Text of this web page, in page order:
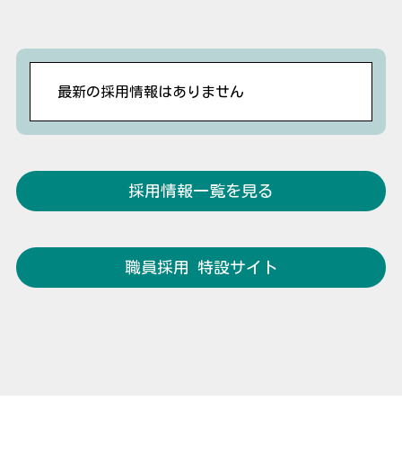
最新の採用情報はありません
採用情報一覧を見る
職員採用 特設サイト